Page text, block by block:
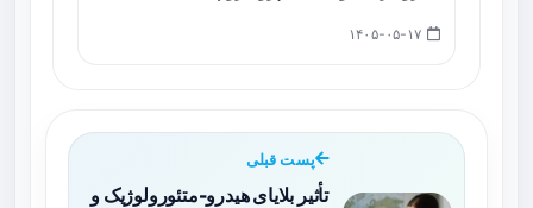
پست قبلی
تأثیر بلایای هیدرو-متئورولوژیک و